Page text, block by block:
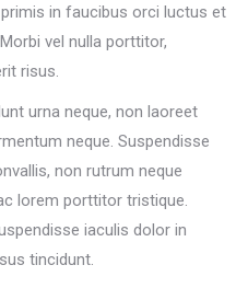
in faucibus orci luctus et
vel nulla porttitor,
risus.
urna neque, non laoreet
neque. Suspendisse
non rutrum neque
lorem porttitor tristique.
iaculis dolor in
tincidunt.